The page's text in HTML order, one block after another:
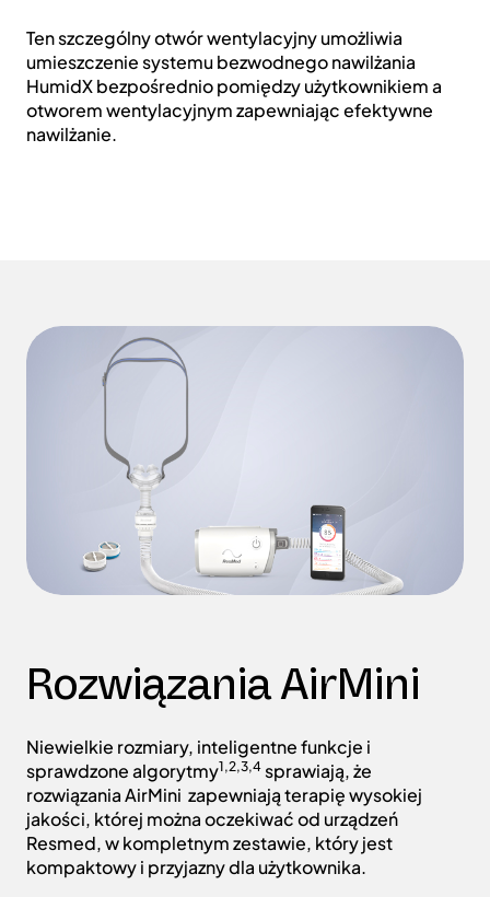
Ten szczególny otwór wentylacyjny umożliwia
umieszczenie systemu bezwodnego nawilżania
HumidX bezpośrednio pomiędzy użytkownikiem a
otworem wentylacyjnym zapewniając efektywne
nawilżanie.
Rozwiązania AirMini
Niewielkie rozmiary, inteligentne funkcje i
sprawdzone algorytmy1,2,3,4 sprawiają, że
rozwiązania AirMini zapewniają terapię wysokiej
jakości, której można oczekiwać od urządzeń
Resmed, w kompletnym zestawie, który jest
kompaktowy i przyjazny dla użytkownika.